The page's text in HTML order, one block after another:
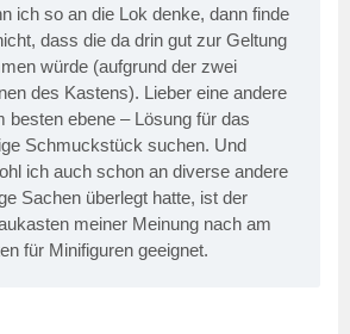
ich so an die Lok denke, dann finde
dass die da drin gut zur Geltung
würde (aufgrund der zwei
des Kastens). Lieber eine andere
besten ebene – Lösung für das
Schmuckstück suchen. Und
ich auch schon an diverse andere
Sachen überlegt hatte, ist der
meiner Meinung nach am
für Minifiguren geeignet.